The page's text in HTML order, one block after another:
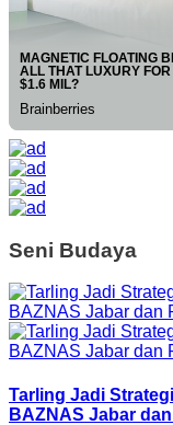
Seni Budaya
Tarling Jadi
BAZNAS Jabar